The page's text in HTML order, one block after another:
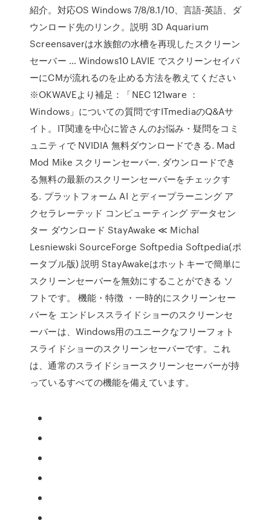
紹介。対応OS Windows 7/8/8.1/10、言語-英語、ダ
ウンロード先のリンク。説明 3D Aquarium
Screensaverは水族館の水槽を再現したスクリーン
セーバー … Windows10 LAVIE でスクリーンセイバ
ーにCMが流れるのを止める方法を教えてください
※OKWAVEより補足：「NEC 121ware ：
Windows」についての質問ですITmediaのQ&Aサ
イト。IT関連を中心に皆さんのお悩み・疑問をコミ
ュニティで NVIDIA 無料ダウンロードできる. Mad
Mod Mike スクリーンセーバー. ダウンロードでき
る無料の最新のスクリーンセーバーをチェックす
る. プラットフォーム AI とディープラーニング ア
クセラレーテッド コンピューティング データセン
ター ダウンロード StayAwake ≪ Michal
Lesniewski SourceForge Softpedia Softpedia(ポ
ータブル版) 説明 StayAwakeはホットキーで簡単に
スクリーンセーバーを無効にすることができる ソ
フトです。 機能・特徴 ・一時的にスクリーンセー
バーを エンドレススライドショーのスクリーンセ
ーバーは、Windows用のユニークなフリーフォト
スライドショーのスクリーンセーバーです。これ
は、通常のスライドショースクリーンセーバーが持
っているすべての機能を備えています。